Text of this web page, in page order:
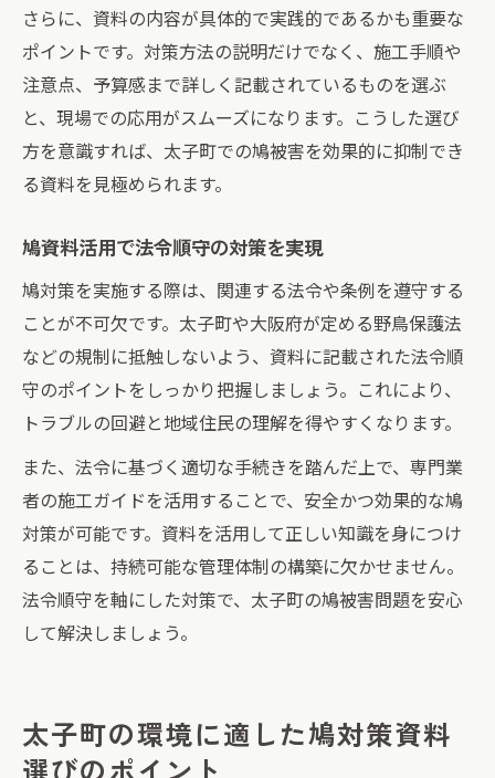
さらに、資料の内容が具体的で実践的であるかも重要な
ポイントです。対策方法の説明だけでなく、施工手順や
注意点、予算感まで詳しく記載されているものを選ぶ
と、現場での応用がスムーズになります。こうした選び
方を意識すれば、太子町での鳩被害を効果的に抑制でき
る資料を見極められます。
鳩資料活用で法令順守の対策を実現
鳩対策を実施する際は、関連する法令や条例を遵守する
ことが不可欠です。太子町や大阪府が定める野鳥保護法
などの規制に抵触しないよう、資料に記載された法令順
守のポイントをしっかり把握しましょう。これにより、
トラブルの回避と地域住民の理解を得やすくなります。
また、法令に基づく適切な手続きを踏んだ上で、専門業
者の施工ガイドを活用することで、安全かつ効果的な鳩
対策が可能です。資料を活用して正しい知識を身につけ
ることは、持続可能な管理体制の構築に欠かせません。
法令順守を軸にした対策で、太子町の鳩被害問題を安心
して解決しましょう。
太子町の環境に適した鳩対策資料
選びのポイント